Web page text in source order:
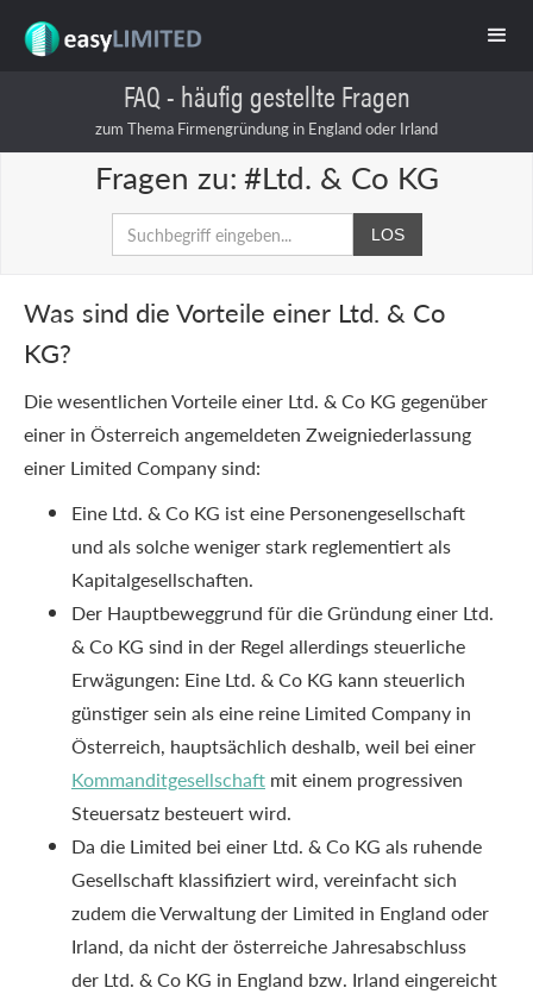
FAQ - häufig gestellte Fragen
zum Thema Firmengründung in England oder Irland
Fragen zu:#Ltd. & Co KG
Was sind die Vorteile einer Ltd. & Co
KG?
Die wesentlichen Vorteile einer Ltd. & Co KG gegenüber
einer in Österreich angemeldeten Zweigniederlassung
einer Limited Company sind:
Eine Ltd. & Co KG ist eine Personengesellschaft
und als solche weniger stark reglementiert als
Kapitalgesellschaften.
Der Hauptbeweggrund für die Gründung einer Ltd.
& Co KG sind in der Regel allerdings steuerliche
Erwägungen: Eine Ltd. & Co KG kann steuerlich
günstiger sein als eine reine Limited Company in
Österreich, hauptsächlich deshalb, weil bei einer
Kommanditgesellschaft mit einem progressiven
Steuersatz besteuert wird.
Da die Limited bei einer Ltd. & Co KG als ruhende
Gesellschaft klassifiziert wird, vereinfacht sich
zudem die Verwaltung der Limited in England oder
Irland, da nicht der österreiche Jahresabschluss
der Ltd. & Co KG in England bzw. Irland eingereicht